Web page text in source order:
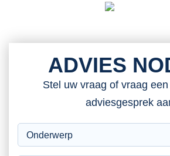
ADVIES
Stel uw vraag of vraag
adviesgesprek